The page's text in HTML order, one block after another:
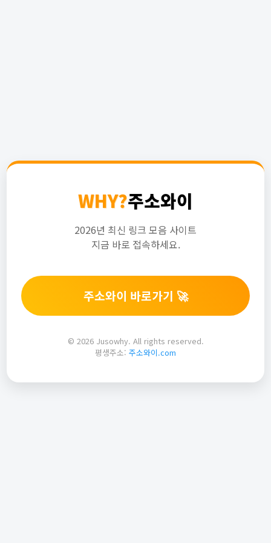
WHY?주소와이
2026년 최신 링크 모음 사이트
지금 바로 접속하세요.
주소와이 바로가기 🚀
© 2026 Jusowhy. All rights reserved.
평생주소: 주소와이.com